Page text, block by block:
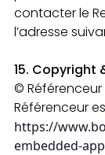
contacter le
l’adresse
15. Copyright
© Référenceur
Référenceur
https://
embedded-